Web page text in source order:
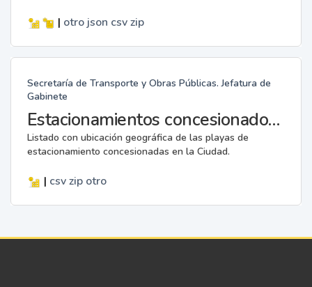
| otro json csv zip
Secretaría de Transporte y Obras Públicas. Jefatura de
Gabinete
Estacionamientos concesionados de movilidad sustentable
Listado con ubicación geográfica de las playas de
estacionamiento concesionadas en la Ciudad.
| csv zip otro